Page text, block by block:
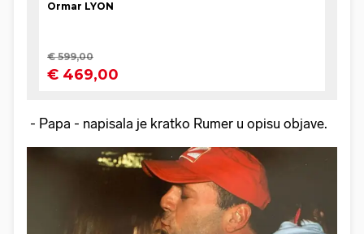
- Papa - napisala je kratko Rumer u opisu objave.